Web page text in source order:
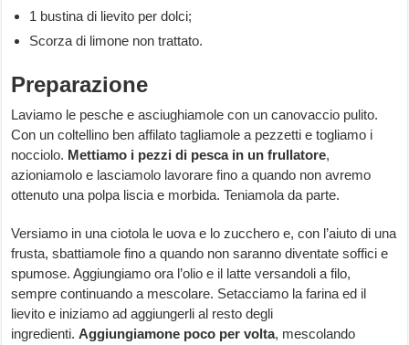
1 bustina di lievito per dolci;
Scorza di limone non trattato.
Preparazione
Laviamo le pesche e asciughiamole con un canovaccio pulito.
Con un coltellino ben affilato tagliamole a pezzetti e togliamo i
nocciolo. Mettiamo i pezzi di pesca in un frullatore,
azioniamolo e lasciamolo lavorare fino a quando non avremo
ottenuto una polpa liscia e morbida. Teniamola da parte.
Versiamo in una ciotola le uova e lo zucchero e, con l’aiuto di una
frusta, sbattiamole fino a quando non saranno diventate soffici e
spumose. Aggiungiamo ora l’olio e il latte versandoli a filo,
sempre continuando a mescolare. Setacciamo la farina ed il
lievito e iniziamo ad aggiungerli al resto degli
ingredienti.Aggiungiamone poco per volta, mescolando